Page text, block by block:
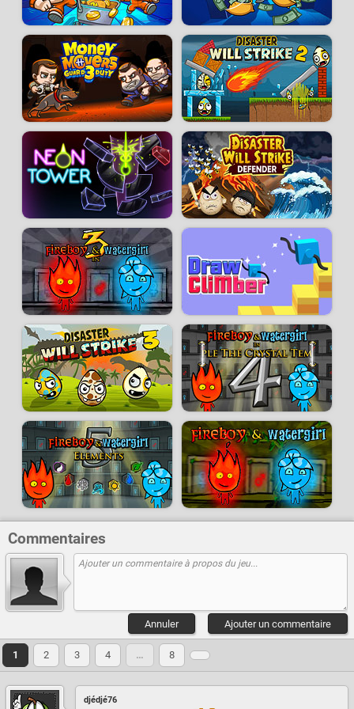
Commentaires
Ajouter un commentaire
Annuler
1 2 3 4 … 8
djédjé76